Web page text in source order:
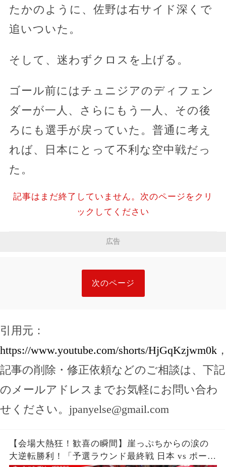
たかのように、佐野は右サイド深くで
追いついた。
そして、迷わずクロスを上げる。
ゴール前にはチュニジアのディフェン
ダーが一人、さらにもう一人、その後
ろにも選手が戻っていた。普通に考え
れば、日本にとって不利な空中戦だっ
た。
記事はまだ終了していません。次のページをクリ
ックしてください
広告
次のページ
引用元：
https://www.youtube.com/shorts/HjGqKzjwm0k
記事の削除・修正依頼などのご相談は、下記
のメールアドレスまでお気軽にお問い合わ
せください。 jpanyelse@gmail.com
【会場大熱狂！歓喜の瞬間】崖っぷちからの涙の
大逆転勝利！「予選ラウンド最終戦 日本 vs ポーラ